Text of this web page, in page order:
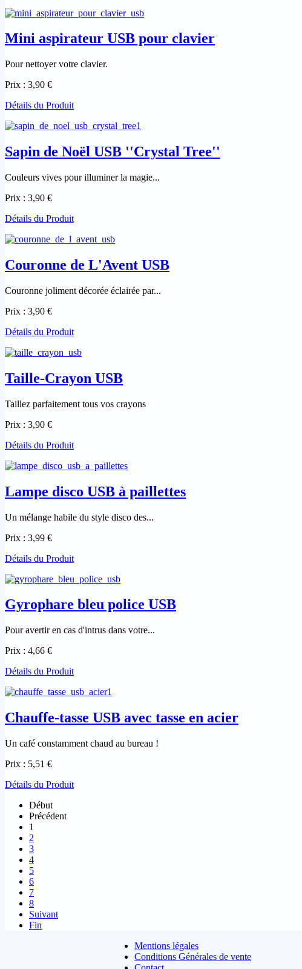
Mini aspirateur USB pour clavier
Pour nettoyer votre clavier.
Prix : 3,90 €
Détails du Produit
Sapin de Noël USB ''Crystal Tree''
Couleurs vives pour illuminer la magie...
Prix : 3,90 €
Détails du Produit
Couronne de L'Avent USB
Couronne joliment décorée éclairée par...
Prix : 3,90 €
Détails du Produit
Taille-Crayon USB
Taillez parfaitement tous vos crayons
Prix : 3,90 €
Détails du Produit
Lampe disco USB à paillettes
Un mélange habile du style disco des...
Prix : 3,99 €
Détails du Produit
Gyrophare bleu police USB
Pour avertir en cas d'intrus dans votre...
Prix : 4,66 €
Détails du Produit
Chauffe-tasse USB avec tasse en acier
Un café constamment chaud au bureau !
Prix : 5,51 €
Détails du Produit
Début
Précédent
1
2
3
4
5
6
7
8
Suivant
Fin
Mentions légales
Conditions Générales de vente